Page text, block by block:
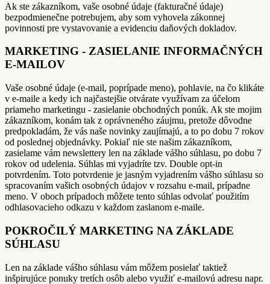
Ak ste zákazníkom, vaše osobné údaje (fakturačné údaje)
bezpodmienečne potrebujem, aby som vyhovela zákonnej
povinnosti pre vystavovanie a evidenciu daňových dokladov.
MARKETING - ZASIELANIE INFORMAČNÝCH
E-MAILOV
Vaše osobné údaje (e-mail, poprípade meno), pohlavie, na čo klikáte
v e-maile a kedy ich najčastejšie otvárate využívam za účelom
priameho marketingu - zasielanie obchodných ponúk. Ak ste mojim
zákazníkom, konám tak z oprávneného záujmu, pretože dôvodne
predpokladám, že vás naše novinky zaujímajú, a to po dobu 7 rokov
od poslednej objednávky. Pokiaľ nie ste našim zákazníkom,
zasielame vám newslettery len na základe vášho súhlasu, po dobu 7
rokov od udelenia. Súhlas mi vyjadríte tzv. Double opt-in
potvrdením. Toto potvrdenie je jasným vyjadrením vášho súhlasu so
spracovaním vašich osobných údajov v rozsahu e-mail, prípadne
meno. V oboch prípadoch môžete tento súhlas odvolať použitím
odhlasovacieho odkazu v každom zaslanom e-maile.
POKROČILÝ MARKETING NA ZÁKLADE
SÚHLASU
Len na základe vášho súhlasu vám môžem posielať taktiež
inšpirujúce ponuky tretích osôb alebo využiť e-mailovú adresu napr.